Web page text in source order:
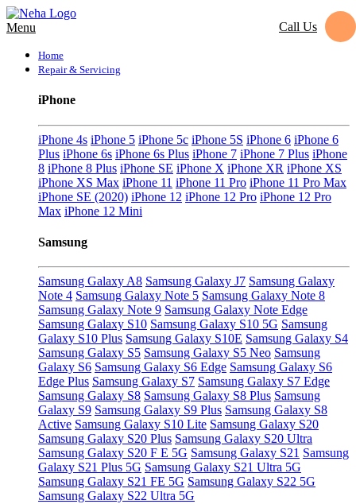
Menu Call Us
Home
Repair & Servicing
iPhone
iPhone 4s iPhone 5 iPhone 5c iPhone 5S iPhone 6 iPhone 6
Plus iPhone 6s iPhone 6s Plus iPhone 7 iPhone 7 Plus iPhone
8 iPhone 8 Plus iPhone SE iPhone X iPhone XR iPhone XS
iPhone XS Max iPhone 11 iPhone 11 Pro iPhone 11 Pro Max
iPhone SE (2020) iPhone 12 iPhone 12 Pro iPhone 12 Pro
Max iPhone 12 Mini
Samsung
Samsung Galaxy A8 Samsung Galaxy J7 Samsung Galaxy
Note 4 Samsung Galaxy Note 5 Samsung Galaxy Note 8
Samsung Galaxy Note 9 Samsung Galaxy Note Edge
Samsung Galaxy S10 Samsung Galaxy S10 5G Samsung
Galaxy S10 Plus Samsung Galaxy S10E Samsung Galaxy S4
Samsung Galaxy S5 Samsung Galaxy S5 Neo Samsung
Galaxy S6 Samsung Galaxy S6 Edge Samsung Galaxy S6
Edge Plus Samsung Galaxy S7 Samsung Galaxy S7 Edge
Samsung Galaxy S8 Samsung Galaxy S8 Plus Samsung
Galaxy S9 Samsung Galaxy S9 Plus Samsung Galaxy S8
Active Samsung Galaxy S10 Lite Samsung Galaxy S20
Samsung Galaxy S20 Plus Samsung Galaxy S20 Ultra
Samsung Galaxy S20 F E 5G Samsung Galaxy S21 Samsung
Galaxy S21 Plus 5G Samsung Galaxy S21 Ultra 5G
Samsung Galaxy S21 FE 5G Samsung Galaxy S22 5G
Samsung Galaxy S22 Ultra 5G